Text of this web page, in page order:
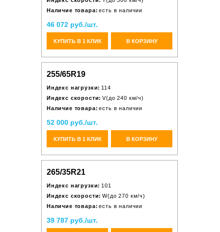
Наличие товара: есть в наличии
46 072 руб./шт.
КУПИТЬ В 1 КЛИК В КОРЗИНУ
255/65R19
Индекс нагрузки: 114
Индекс скорости: V(до 240 км/ч)
Наличие товара: есть в наличии
52 000 руб./шт.
КУПИТЬ В 1 КЛИК В КОРЗИНУ
265/35R21
Индекс нагрузки: 101
Индекс скорости: W(до 270 км/ч)
Наличие товара: есть в наличии
39 787 руб./шт.